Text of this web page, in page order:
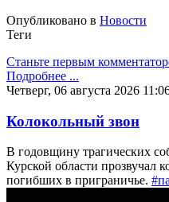
Опубликовано в Новости
Теги
Станьте первым
Подробнее ...
Четверг, 06 августа 2026
Колокольный звон
В годовщину трагических
Курской области прозвучал
погибших в приграничье.